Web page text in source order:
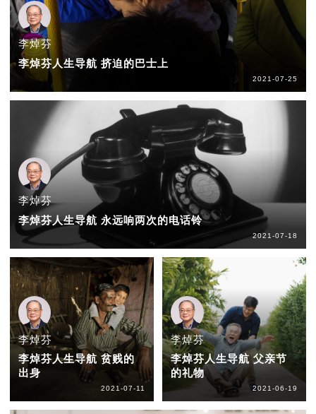
李焯芬
李焯芬人生导航 挤迫的巴士上
2021-07-25
李焯芬
李焯芬人生导航 永远响两次的电话铃
2021-07-18
李焯芬
李焯芬人生导航 贫贱的
出身
2021-07-11
李焯芬
李焯芬人生导航 父亲节
的礼物
2021-06-19